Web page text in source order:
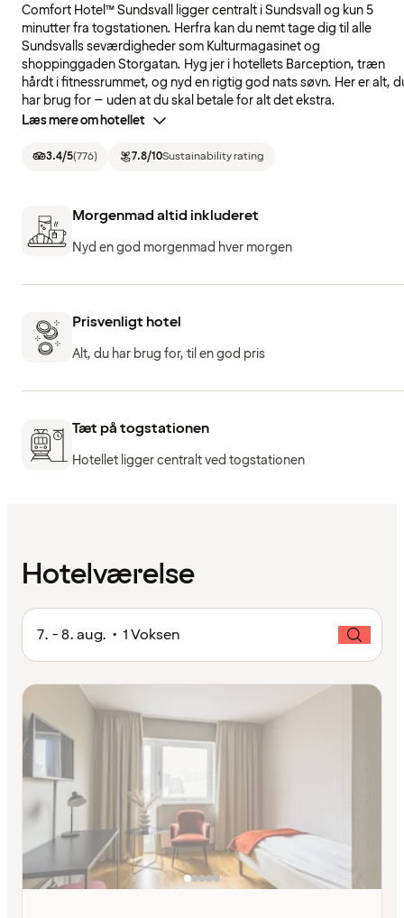
Comfort Hotel™ Sundsvall ligger centralt i Sundsvall og kun 5
minutter fra togstationen. Herfra kan du nemt tage dig til alle
Sundsvalls seværdigheder som Kulturmagasinet og
shoppinggaden Storgatan. Hyg jer i hotellets Barception, træn
hårdt i fitnessrummet, og nyd en rigtig god nats søvn. Her er alt,
har brug for – uden at du skal betale for alt det ekstra.
Læs mere om hotellet
3.4/5(776) 7.8/10Sustainability rating
Morgenmad altid inkluderet
Nyd en god morgenmad hver morgen
Prisvenligt hotel
Alt, du har brug for, til en god pris
Tæt på togstationen
Hotellet ligger centralt ved togstationen
Hotelværelse
7. - 8. aug. • 1 Voksen